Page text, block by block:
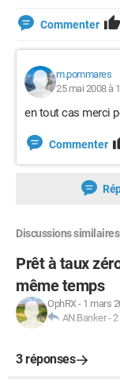
Commenter
m.pommares
25 mai 2008 à
en tout cas merci
Commenter
Discussions similaires
Prêt à taux
même temps
OphRX- 1 mars
AN.Banker-2
3 réponses